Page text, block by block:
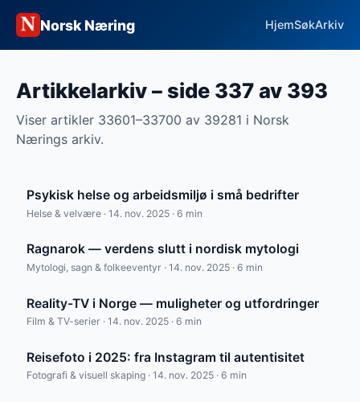
Norsk Næring HjemSøkArkiv
Artikkelarkiv – side 337 av 393
Viser artikler 33601–33700 av 39281 i Norsk
Nærings arkiv.
Psykisk helse og arbeidsmiljø i små bedrifter
Helse & velvære · 14. nov. 2025 · 6 min
Ragnarok — verdens slutt i nordisk mytologi
Mytologi, sagn & folkeeventyr · 14. nov. 2025 · 6 min
Reality-TV i Norge — muligheter og utfordringer
Film & TV-serier · 14. nov. 2025 · 6 min
Reisefoto i 2025: fra Instagram til autentisitet
Fotografi & visuell skaping · 14. nov. 2025 · 6 min